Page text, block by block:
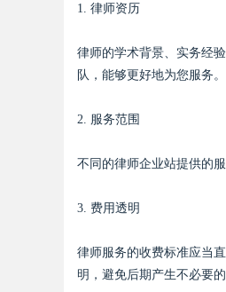
1. 律师资历
律师的学术背景、实务经
队，能够更好地为您服务。
2. 服务范围
不同的律师企业站提供的
3. 费用透明
律师服务的收费标准应当
明，避免后期产生不必要的